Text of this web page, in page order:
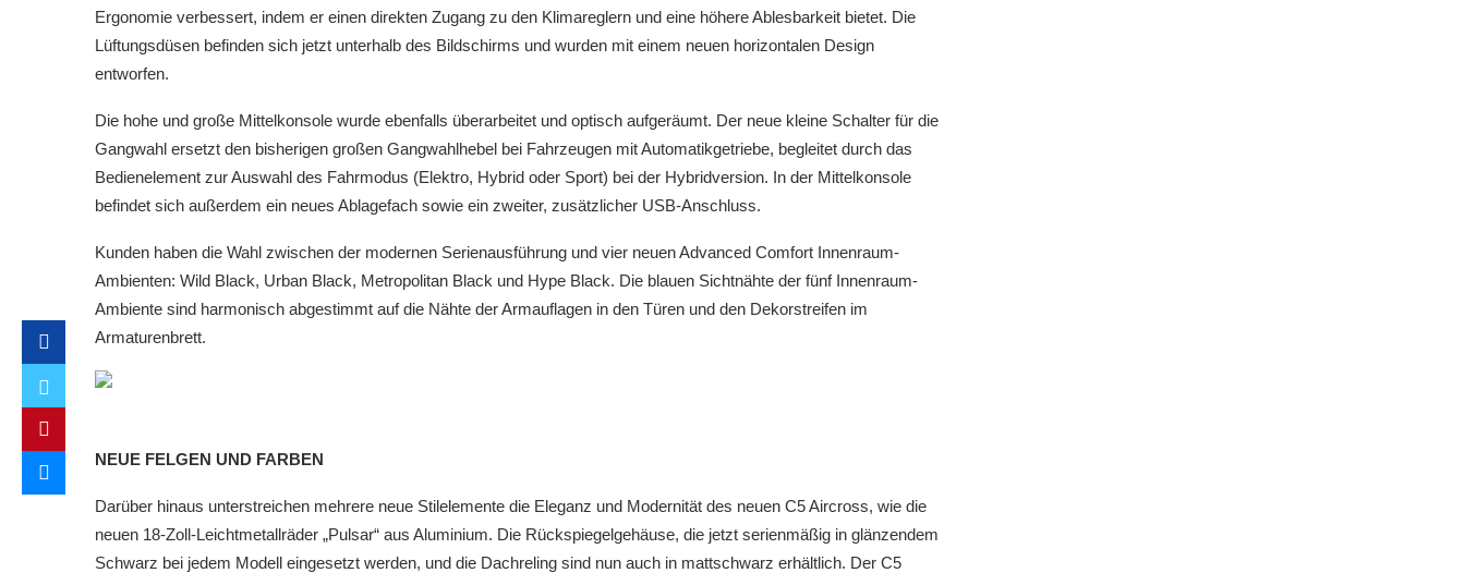
Ergonomie verbessert, indem er einen direkten Zugang zu den Klimareglern und eine höhere Ablesbarkeit bietet. Die
Lüftungsdüsen befinden sich jetzt unterhalb des Bildschirms und wurden mit einem neuen horizontalen Design
entworfen.
Die hohe und große Mittelkonsole wurde ebenfalls überarbeitet und optisch aufgeräumt. Der neue kleine Schalter für die
Gangwahl ersetzt den bisherigen großen Gangwahlhebel bei Fahrzeugen mit Automatikgetriebe, begleitet durch das
Bedienelement zur Auswahl des Fahrmodus (Elektro, Hybrid oder Sport) bei der Hybridversion. In der Mittelkonsole
befindet sich außerdem ein neues Ablagefach sowie ein zweiter, zusätzlicher USB-Anschluss.
Kunden haben die Wahl zwischen der modernen Serienausführung und vier neuen Advanced Comfort Innenraum-
Ambienten: Wild Black, Urban Black, Metropolitan Black und Hype Black. Die blauen Sichtnähte der fünf Innenraum-
Ambiente sind harmonisch abgestimmt auf die Nähte der Armauflagen in den Türen und den Dekorstreifen im
Armaturenbrett.
NEUE FELGEN UND FARBEN
Darüber hinaus unterstreichen mehrere neue Stilelemente die Eleganz und Modernität des neuen C5 Aircross, wie die
neuen 18-Zoll-Leichtmetallräder „Pulsar“ aus Aluminium. Die Rückspiegelgehäuse, die jetzt serienmäßig in glänzendem
Schwarz bei jedem Modell eingesetzt werden, und die Dachreling sind nun auch in mattschwarz erhältlich. Der C5